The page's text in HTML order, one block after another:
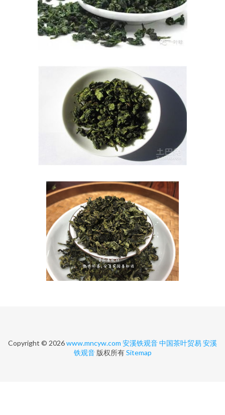
Copyright © 2026www.mncyw.com 安溪铁观音中国茶叶贸易 安溪
铁观音版权所有Sitemap